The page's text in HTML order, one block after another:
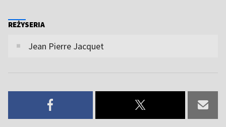
REŻYSERIA
Jean Pierre Jacquet